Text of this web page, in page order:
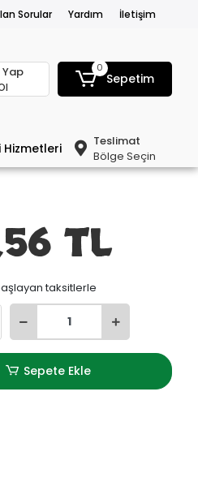
Sorular Yardım İletişim
Yap 0
Sepetim
Hizmetleri
Teslimat
Bölge Seçin
TL
taksitlerle
Sepete Ekle